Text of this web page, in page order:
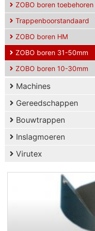
ZOBO boren toebehoren
Trappenboorstandaard
ZOBO boren HM
ZOBO boren 31-50mm
ZOBO boren 10-30mm
Machines
Gereedschappen
Bouwtrappen
Inslagmoeren
Virutex